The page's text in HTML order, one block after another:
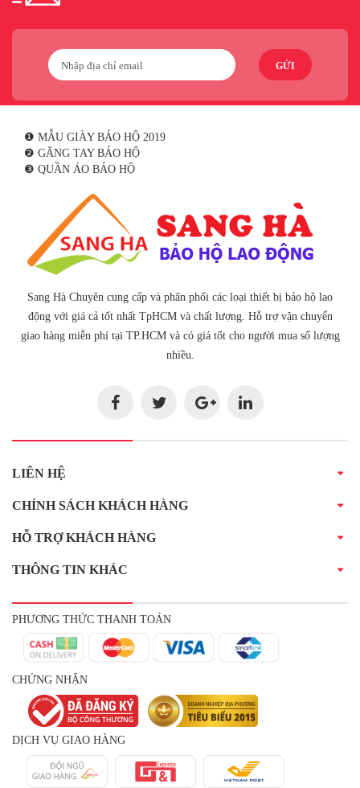
GỬI
❶ MẪU GIÀY BẢO HỘ 2019
❷ GĂNG TAY BẢO HỘ
❸ QUẦN ÁO BẢO HỘ
Sang Hà Chuyên cung cấp và phân phối các loại thiết bị bảo hộ lao
động với giá cả tốt nhất TpHCM và chất lượng. Hỗ trợ vận chuyển
giao hàng miễn phí tại TP.HCM và có giá tốt cho người mua số lượng
nhiều.
LIÊN HỆ
CHÍNH SÁCH KHÁCH HÀNG
HỖ TRỢ KHÁCH HÀNG
THÔNG TIN KHÁC
PHƯƠNG THỨC THANH TOÁN
CHỨNG NHẬN
DỊCH VỤ GIAO HÀNG